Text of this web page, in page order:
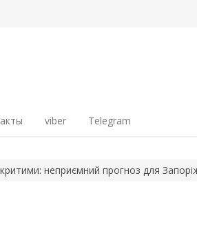
viber Telegram
неприємний прогноз для Запоріжжя…